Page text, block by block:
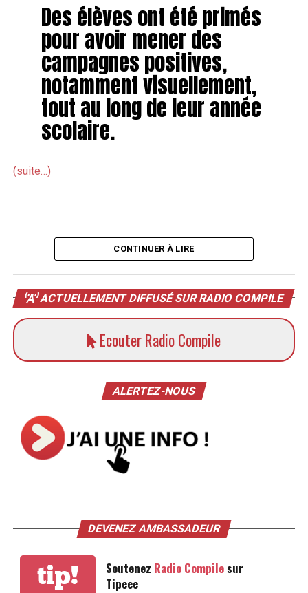
Des élèves ont été primés
pour avoir mener des
campagnes positives,
notamment visuellement,
tout au long de leur année
scolaire.
(suite…)
CONTINUER À LIRE
ACTUELLEMENT DIFFUSÉ SUR RADIO COMPILE
Ecouter Radio Compile
ALERTEZ-NOUS
DEVENEZ AMBASSADEUR
tip! Soutenez Radio Compilesur
Tipeee